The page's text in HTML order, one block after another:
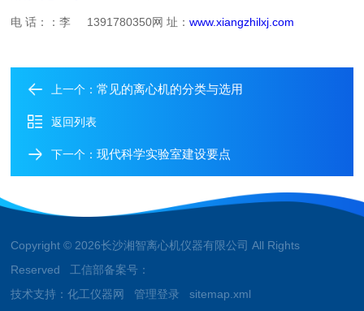
电 话：：李 1391780350网 址：www.xiangzhilxj.com
上一个：常见的离心机的分类与选用
返回列表
下一个：现代科学实验室建设要点
Copyright © 2026长沙湘智离心机仪器有限公司 All Rights
Reserved 工信部备案号：
技术支持：化工仪器网 管理登录 sitemap.xml